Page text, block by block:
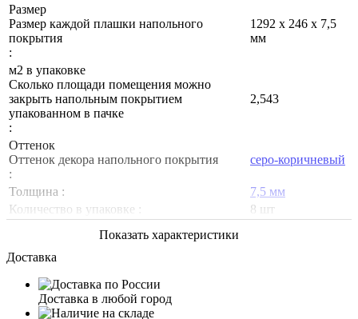
Размер
Размер каждой плашки напольного
покрытия
:
1292 х 246 х 7,5
мм
м2 в упаковке
Сколько площади помещения можно
закрыть напольным покрытием
упакованном в пачке
:
2,543
Оттенок
Оттенок декора напольного покрытия
:
серо-коричневый
Толщина :
7,5 мм
Количество в упаковке :
8 шт
Показать характеристики
Доставка
Доставка в любой город